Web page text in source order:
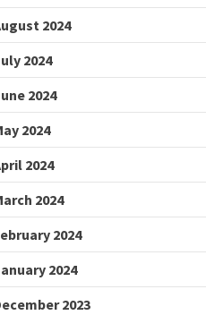
2024
2024
2024
2024
2024
2024
2024
2024
2023